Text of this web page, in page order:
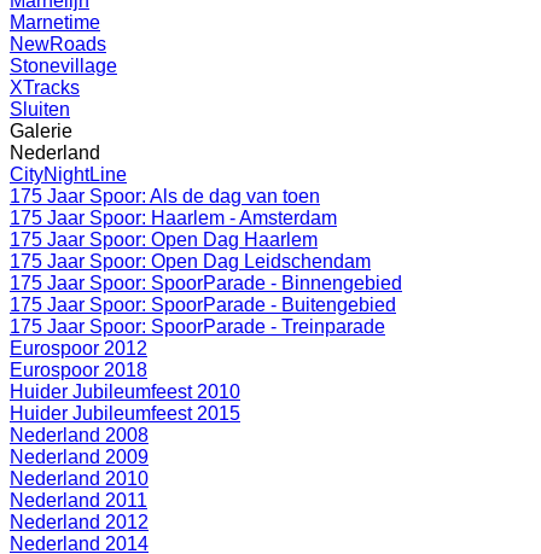
Marnetime
NewRoads
Stonevillage
XTracks
Sluiten
Galerie
Nederland
CityNightLine
175 Jaar Spoor: Als de dag van toen
175 Jaar Spoor: Haarlem - Amsterdam
175 Jaar Spoor: Open Dag Haarlem
175 Jaar Spoor: Open Dag Leidschendam
175 Jaar Spoor: SpoorParade - Binnengebied
175 Jaar Spoor: SpoorParade - Buitengebied
175 Jaar Spoor: SpoorParade - Treinparade
Eurospoor 2012
Eurospoor 2018
Huider Jubileumfeest 2010
Huider Jubileumfeest 2015
Nederland 2008
Nederland 2009
Nederland 2010
Nederland 2011
Nederland 2012
Nederland 2014